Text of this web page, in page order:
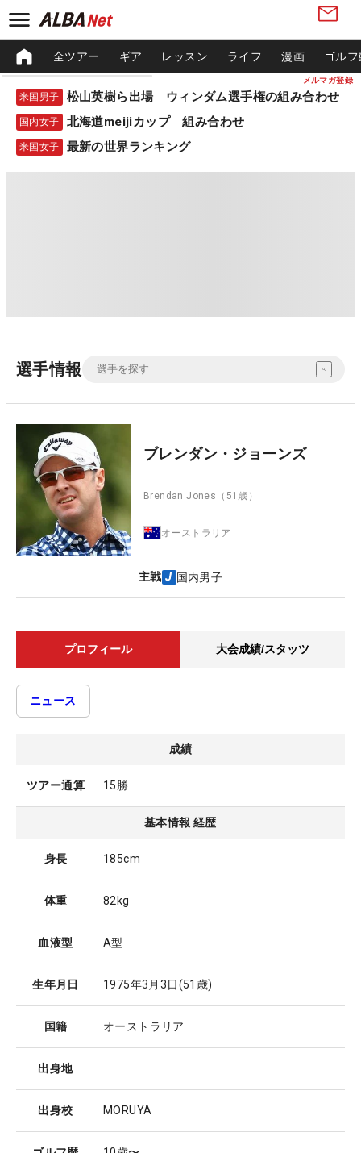
メルマガ登録
全ツアー ギア レッスン ライフ 漫画 ゴル
米国男子 松山英樹ら出場 ウィンダム選手権の組み合わせ
国内女子 北海道meijiカップ 組み合わせ
米国女子 最新の世界ランキング
選手情報
ブレンダン・ジョーンズ
Brendan Jones （51歳）
オーストラリア
主戦 国内男子
プロフィール 大会成績/スタッツ
ニュース
成績
ツアー通算 15勝
基本情報 経歴
身長 185cm
体重 82kg
血液型 A型
生年月日 1975年3月3日(51歳)
国籍 オーストラリア
出身地
出身校 MORUYA